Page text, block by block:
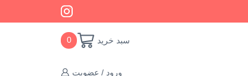
سبد خرید 0
ورود / عضویت